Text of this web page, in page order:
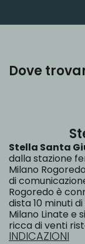
Dove
Stella Santa
dalla stazione
Milano
di
Rogoredo è
dista 10 minuti
Milano Linate e
ricca di venti
INDICAZIONI